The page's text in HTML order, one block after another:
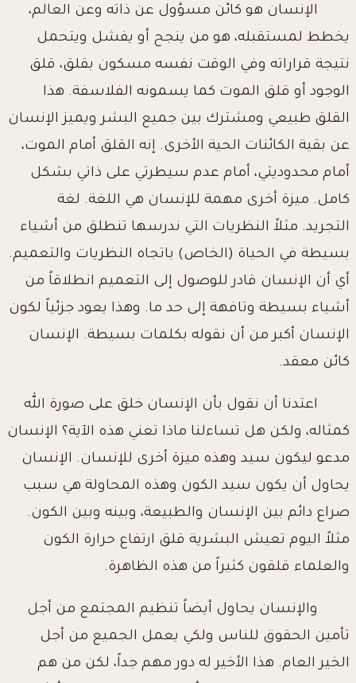
الإنسان هو كائن مسؤول عن ذاته وعن العالم،
يخطط لمستقبله، هو من ينجح أو يفشل ويتحمل
نتيجة قراراته وفي الوقت نفسه مسكون بقلق، قلق
الوجود أو قلق الموت كما يسمونه الفلاسفة. هذا
القلق طبيعي ومشترك بين جميع البشر ويميز الإنسان
عن بقية الكائنات الحية الأخرى. إنه القلق أمام الموت،
أمام محدوديتي، أمام عدم سيطرتي على ذاتي بشكل
كامل. ميزة أخرى مهمة للإنسان هي اللغة. لغة
التجريد. مثلاً النظريات التي ندرسها تنطلق من أشياء
بسيطة في الحياة (الخاص) باتجاه النظريات والتعميم.
أي أن الإنسان قادر للوصول إلى التعميم انطلاقاً من
أشياء بسيطة وتافهة إلى حد ما. وهذا يعود جزئياً لكون
الإنسان أكبر من أن نقوله بكلمات بسيطة. الإنسان
كائن معقد.
اعتدنا أن نقول بأن الإنسان خلق على صورة الله
كمثاله، ولكن هل تساءلنا ماذا تعني هذه الآية؟ الإنسان
مدعو ليكون سيد وهذه ميزة أخرى للإنسان. الإنسان
يحاول أن يكون سيد الكون وهذه المحاولة هي سبب
صراع دائم بين الإنسان والطبيعة، وبينه وبين الكون.
مثلاً اليوم تعيش البشرية قلق ارتفاع حرارة الكون
والعلماء قلقون كثيراً من هذه الظاهرة.
والإنسان يحاول أيضاً تنظيم المجتمع من أجل
تأمين الحقوق للناس ولكي يعمل الجميع من أجل
الخير العام. هذا الأخير له دور مهم جداً، لكن من هم